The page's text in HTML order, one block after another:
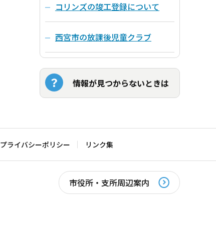
コリンズの竣工登録について
西宮市の放課後児童クラブ
情報が見つからないときは
プライバシーポリシー リンク集
市役所・支所周辺案内